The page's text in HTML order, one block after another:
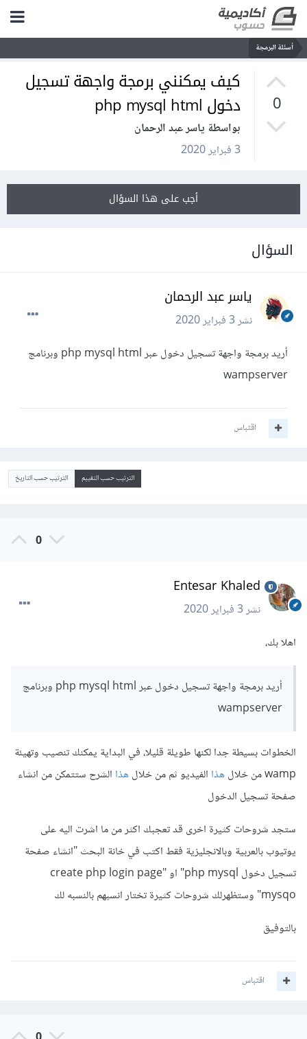
أسئلة البرمجة
0
كيف يمكنني برمجة واجهة تسجيل
دخول php mysql html
بواسطة ياسر عبد الرحمان
3 فبراير 2020
أجب على هذا السؤال
السؤال
ياسر عبد الرحمان
نشر3 فبراير 2020
أريد برمجة واجهة تسجيل دخول عبر php mysql html وبرنامج
wampserver
اقتباس
الترتيب حسب التقييم الترتيب حسب التاريخ
0
Entesar Khaled
نشر3 فبراير 2020
اهلا بك،
أريد برمجة واجهة تسجيل دخول عبر php mysql html وبرنامج
wampserver
الخطوات بسيطة جدا لكنها طويلة قليلا، في البداية يمكنك تنصيب وتهيئة
wamp من خلال
هذاالفيديو ثم من خلالهذاالشرح ستتمكن من انشاء
صفحة تسجيل الدخول
ستجد شروحات كثيرة اخرى قد تعجبك اكثر من ما اشرت اليه على
يوتيوب بالعربية وبالانجليزية فقط اكتب في خانة البحث "انشاء صفحة
تسجيل دخول php mysql" او "create php login page
mysqo" وستظهرلك شروحات كثيرة تختار انسبهم بالنسبه لك
بالتوفيق
اقتباس